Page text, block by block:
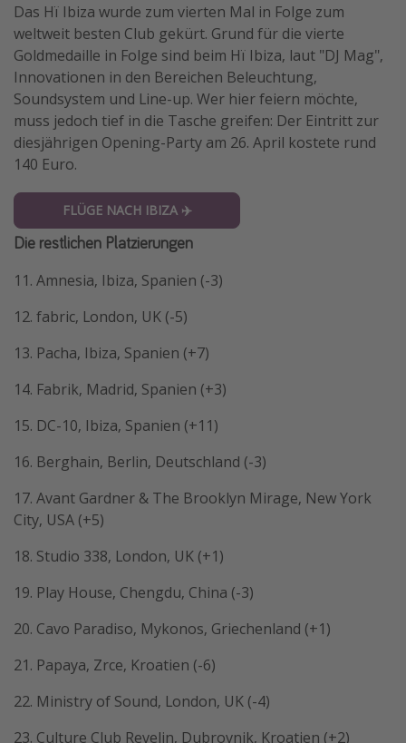
Das Hï Ibiza wurde zum vierten Mal in Folge zum
weltweit besten Club gekürt. Grund für die vierte
Goldmedaille in Folge sind beim Hï Ibiza, laut "DJ Mag",
Innovationen in den Bereichen Beleuchtung,
Soundsystem und Line-up. Wer hier feiern möchte,
muss jedoch tief in die Tasche greifen: Der Eintritt zur
diesjährigen Opening-Party am 26. April kostete rund
140 Euro.
FLÜGE NACH IBIZA ✈️
Die restlichen Platzierungen
11. Amnesia, Ibiza, Spanien (-3)
12. fabric, London, UK (-5)
13. Pacha, Ibiza, Spanien (+7)
14. Fabrik, Madrid, Spanien (+3)
15. DC-10, Ibiza, Spanien (+11)
16. Berghain, Berlin, Deutschland (-3)
17. Avant Gardner & The Brooklyn Mirage, New York
City, USA (+5)
18. Studio 338, London, UK (+1)
19. Play House, Chengdu, China (-3)
20. Cavo Paradiso, Mykonos, Griechenland (+1)
21. Papaya, Zrce, Kroatien (-6)
22. Ministry of Sound, London, UK (-4)
23. Culture Club Revelin, Dubrovnik, Kroatien (+2)